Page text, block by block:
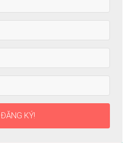
ĐĂNG KÝ!